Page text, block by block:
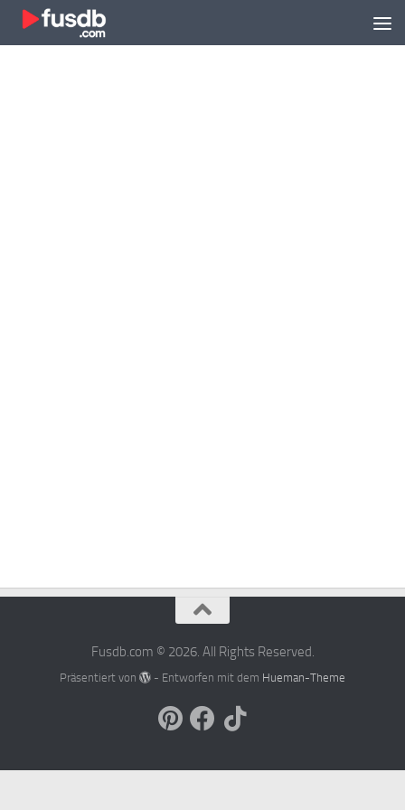
Zum Inhalt springen
Fusdb.com © 2026. All Rights Reserved.
Präsentiert von - Entworfen mit dem Hueman-Theme